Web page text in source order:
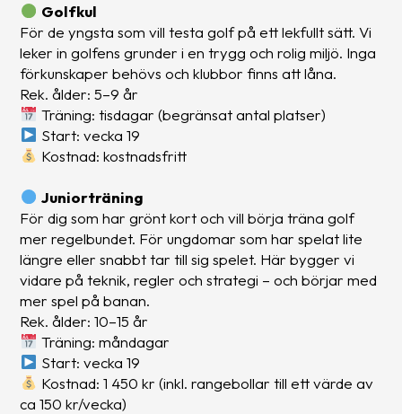
Golfkul
För de yngsta som vill testa golf på ett lekfullt sätt. Vi
leker in golfens grunder i en trygg och rolig miljö. Inga
förkunskaper behövs och klubbor finns att låna.
Rek. ålder: 5–9 år
Träning: tisdagar (begränsat antal platser)
Start: vecka 19
Kostnad: kostnadsfritt
Juniorträning
För dig som har grönt kort och vill börja träna golf
mer regelbundet. För ungdomar som har spelat lite
längre eller snabbt tar till sig spelet. Här bygger vi
vidare på teknik, regler och strategi – och börjar med
mer spel på banan.
Rek. ålder: 10–15 år
Träning: måndagar
Start: vecka 19
Kostnad: 1 450 kr (inkl. rangebollar till ett värde av
ca 150 kr/vecka)